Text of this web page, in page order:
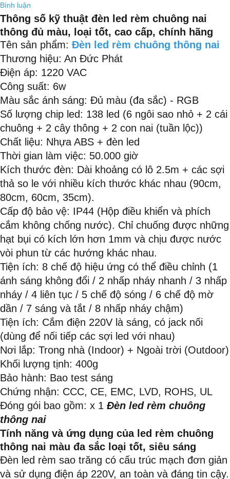
Bình luận
Thông số kỹ thuật đèn led rèm chuông nai
thông đủ màu, loại tốt, cao cấp, chính hãng
Tên sản phẩm: Đèn led rèm chuông thông nai
Thương hiệu: An Đức Phát
Điện áp: 1220 VAC
Công suất: 6w
Màu sắc ánh sáng: Đủ màu (đa sắc) - RGB
Số lượng chip led: 138 led (6 ngôi sao nhỏ + 2 cái
chuông + 2 cây thông + 2 con nai (tuần lộc))
Chất liệu: Nhựa ABS + đèn led
Thời gian làm việc: 50.000 giờ
Kích thước đèn: Dài khoảng có lô 2.5m + các sợi
thả so le với nhiều kích thước khác nhau (90cm,
80cm, 60cm, 35cm).
Cấp độ bảo vệ: IP44 (Hộp điều khiển và phích
cắm không chống nước). Chỉ chuống được những
hạt bụi có kích lớn hơn 1mm và chịu được nước
vòi phun từ các hướng khác nhau.
Tiện ích: 8 chế độ hiệu ứng có thể điều chỉnh (1
ánh sáng không đổi / 2 nhấp nháy nhanh / 3 nhấp
nháy / 4 liên tục / 5 chế độ sóng / 6 chế độ mờ
dần / 7 sáng và tắt / 8 nhấp nháy chậm)
Tiện ích: Cắm điện 220V là sáng, có jack nối
(dùng để nối tiếp các sợi led với nhau)
Nơi lắp: Trong nhà (Indoor) + Ngoài trời (Outdoor)
Khối lượng tịnh: 400g
Bảo hành: Bao test sáng
Chứng nhận: CCC, CE, EMC, LVD, ROHS, UL
Đóng gói bao gồm: x 1 Đèn led rèm chuông
thông nai
Tính năng và ứng dụng của led rèm chuông
thông nai màu đa sắc loại tốt, siêu sáng
Đèn led rèm sao trăng có cấu trúc mạch đơn giản
và sử dụng điện áp 220V, an toàn và đáng tin cậy.